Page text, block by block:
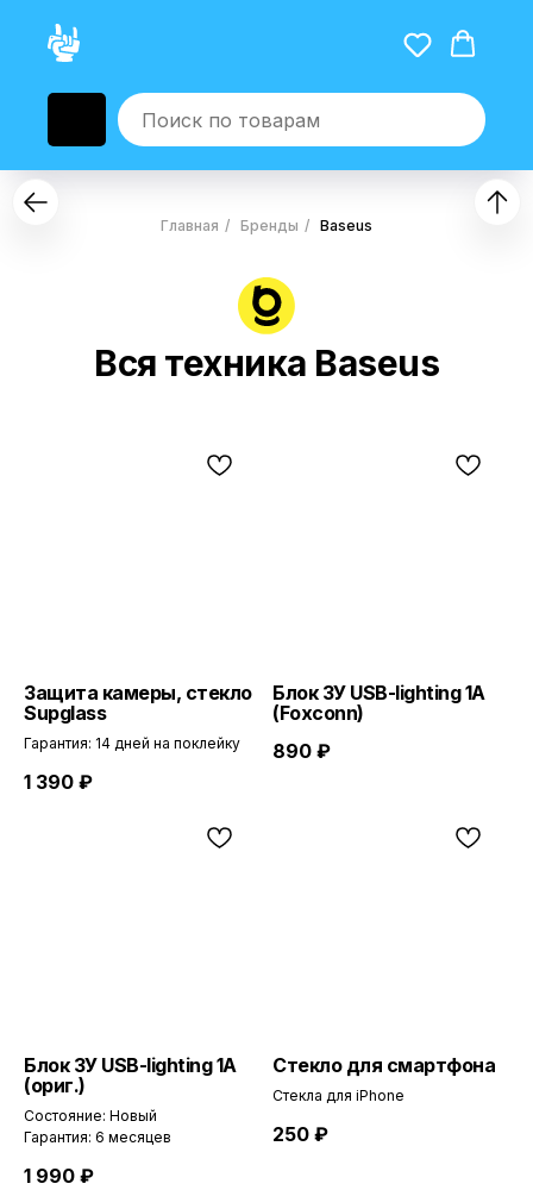
Главная / Бренды / Baseus
Вся техника Baseus
Защита камеры, стекло
Supglass
Гарантия: 14 дней на поклейку
1 390 ₽
Блок ЗУ USB-lighting 1A
(Foxconn)
890 ₽
Блок ЗУ USB-lighting 1A
(ориг.)
Состояние: Новый
Гарантия: 6 месяцев
1 990 ₽
Стекло для смартфона
Стекла для iPhone
250 ₽